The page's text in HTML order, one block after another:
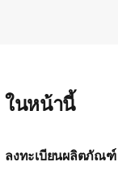
ในหน้านี้
ลงทะเบียนผลิตภัณฑ์